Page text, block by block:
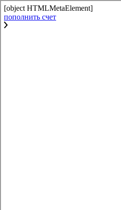
[object HTMLMetaElement]
пополнить счет